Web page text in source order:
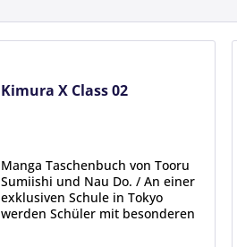
Kimura X Class 02
Manga Taschenbuch von Tooru
Sumiishi und Nau Do. / An einer
exklusiven Schule in Tokyo
werden Schüler mit besonderen